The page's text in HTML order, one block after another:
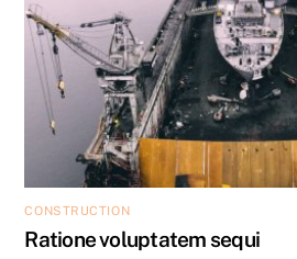
CONSTRUCTION
Ratione voluptatem sequi